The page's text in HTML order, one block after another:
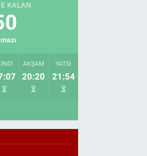
KALAN
AKŞAM
20:20
YATSI
21:54